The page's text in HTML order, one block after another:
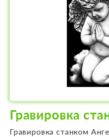
Гравировка
Гравировка станком